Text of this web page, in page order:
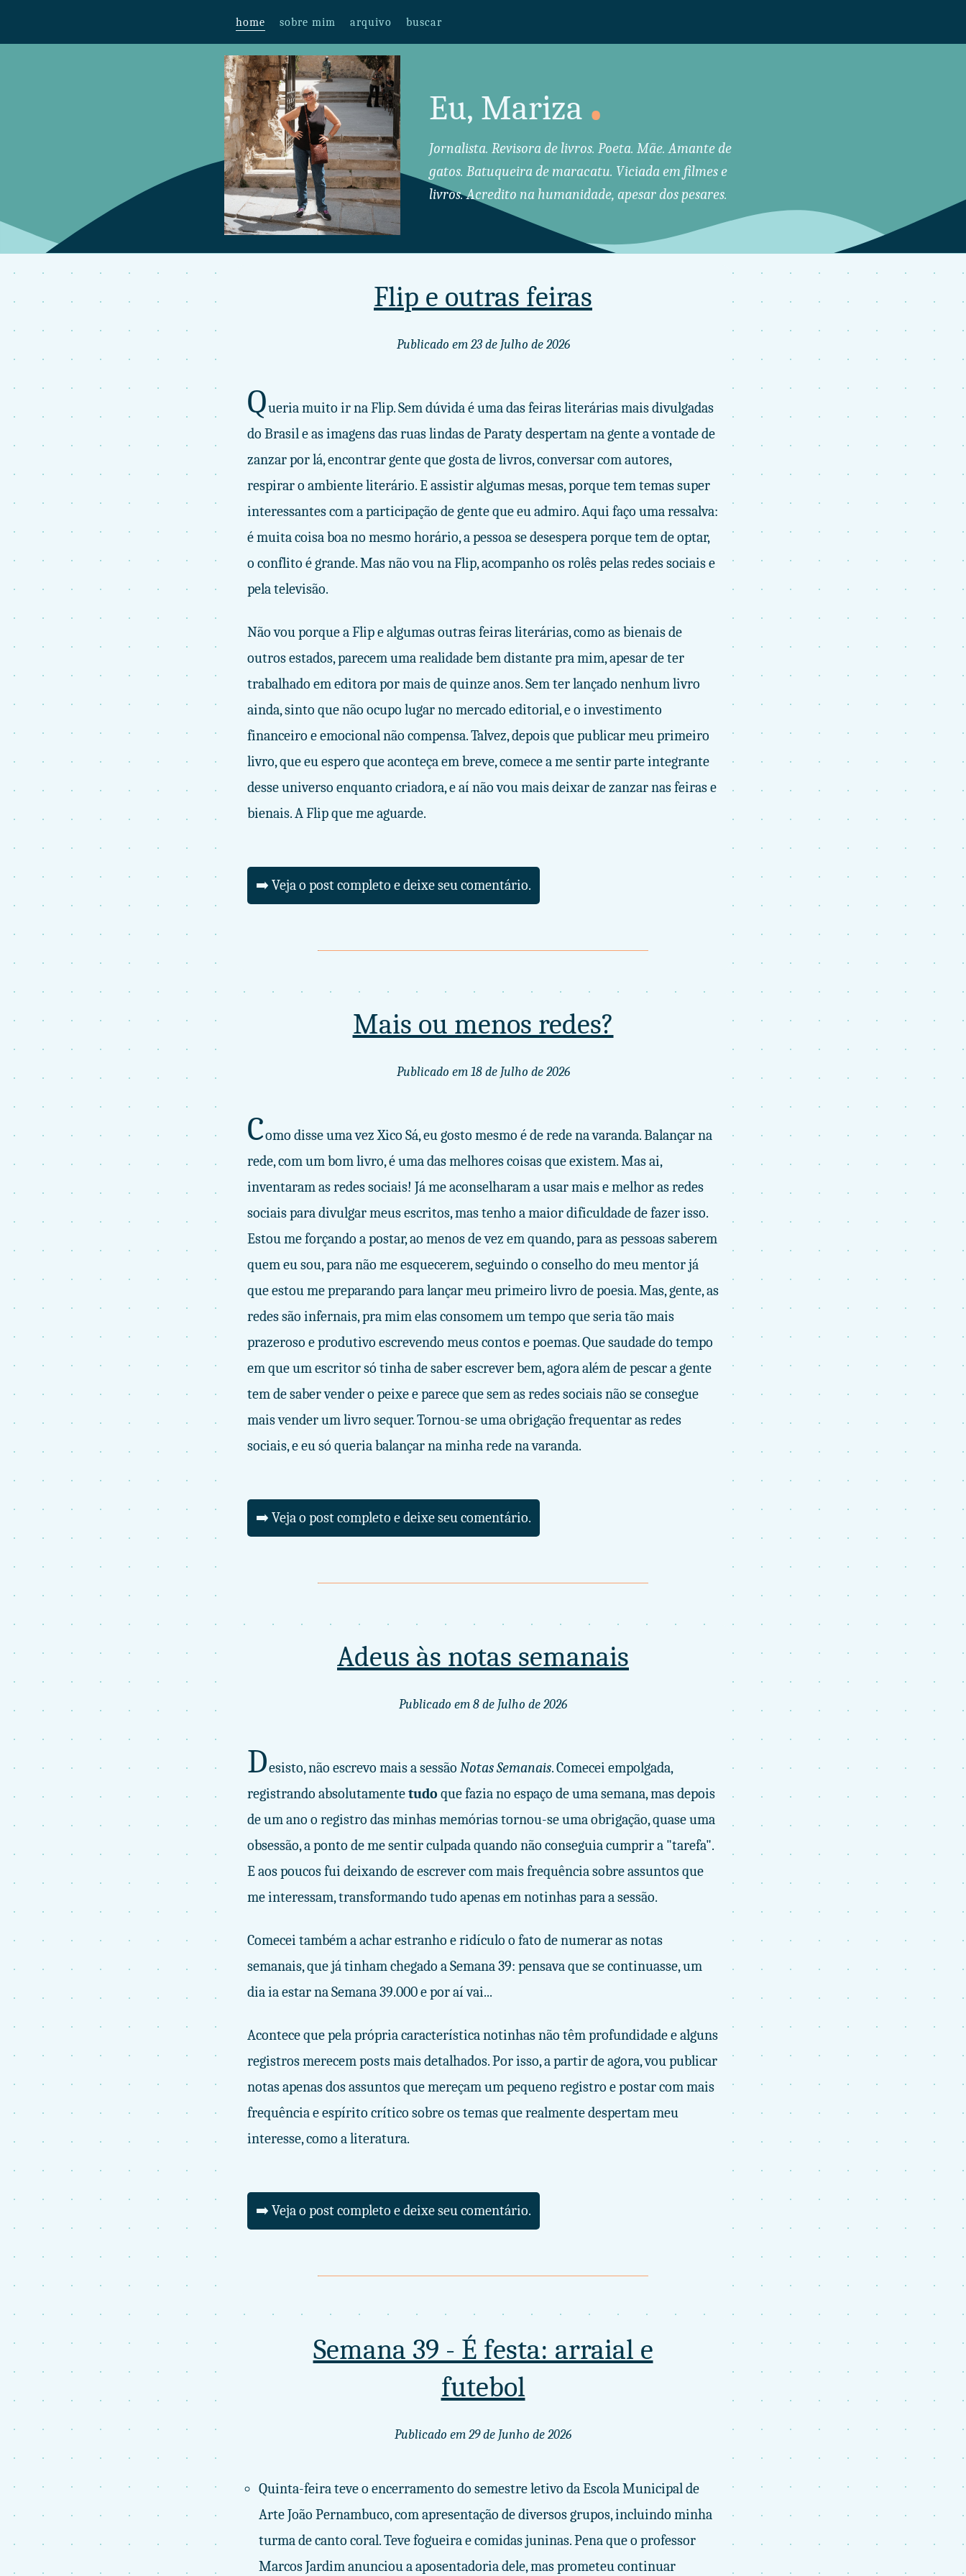
home sobre mim arquivo buscar
Eu, Mariza .
Jornalista. Revisora de livros. Poeta. Mãe. Amante de
gatos. Batuqueira de maracatu. Viciada em filmes e
livros. Acredito na humanidade, apesar dos pesares.
Flip e outras feiras
Publicado em23 de Julho de 2026
Queria muito ir na Flip. Sem dúvida é uma das feiras literárias mais divulgadas
do Brasil e as imagens das ruas lindas de Paraty despertam na gente a vontade de
zanzar por lá, encontrar gente que gosta de livros, conversar com autores,
respirar o ambiente literário. E assistir algumas mesas, porque tem temas super
interessantes com a participação de gente que eu admiro. Aqui faço uma ressalva:
é muita coisa boa no mesmo horário, a pessoa se desespera porque tem de optar,
o conflito é grande. Mas não vou na Flip, acompanho os rolês pelas redes sociais e
pela televisão.
Não vou porque a Flip e algumas outras feiras literárias, como as bienais de
outros estados, parecem uma realidade bem distante pra mim, apesar de ter
trabalhado em editora por mais de quinze anos. Sem ter lançado nenhum livro
ainda, sinto que não ocupo lugar no mercado editorial, e o investimento
financeiro e emocional não compensa. Talvez, depois que publicar meu primeiro
livro, que eu espero que aconteça em breve, comece a me sentir parte integrante
desse universo enquanto criadora, e aí não vou mais deixar de zanzar nas feiras e
bienais. A Flip que me aguarde.
➡️ Veja o post completo e deixe seu comentário.
Mais ou menos redes?
Publicado em18 de Julho de 2026
Como disse uma vez Xico Sá, eu gosto mesmo é de rede na varanda. Balançar na
rede, com um bom livro, é uma das melhores coisas que existem. Mas ai,
inventaram as redes sociais! Já me aconselharam a usar mais e melhor as redes
sociais para divulgar meus escritos, mas tenho a maior dificuldade de fazer isso.
Estou me forçando a postar, ao menos de vez em quando, para as pessoas saberem
quem eu sou, para não me esquecerem, seguindo o conselho do meu mentor já
que estou me preparando para lançar meu primeiro livro de poesia. Mas, gente, as
redes são infernais, pra mim elas consomem um tempo que seria tão mais
prazeroso e produtivo escrevendo meus contos e poemas. Que saudade do tempo
em que um escritor só tinha de saber escrever bem, agora além de pescar a gente
tem de saber vender o peixe e parece que sem as redes sociais não se consegue
mais vender um livro sequer. Tornou-se uma obrigação frequentar as redes
sociais, e eu só queria balançar na minha rede na varanda.
➡️ Veja o post completo e deixe seu comentário.
Adeus às notas semanais
Publicado em8 de Julho de 2026
Desisto, não escrevo mais a sessão Notas Semanais. Comecei empolgada,
registrando absolutamentetudo que fazia no espaço de uma semana, mas depois
de um ano o registro das minhas memórias tornou-se uma obrigação, quase uma
obsessão, a ponto de me sentir culpada quando não conseguia cumprir a "tarefa".
E aos poucos fui deixando de escrever com mais frequência sobre assuntos que
me interessam, transformando tudo apenas em notinhas para a sessão.
Comecei também a achar estranho e ridículo o fato de numerar as notas
semanais, que já tinham chegado a Semana 39: pensava que se continuasse, um
dia ia estar na Semana 39.000 e por aí vai...
Acontece que pela própria característica notinhas não têm profundidade e alguns
registros merecem posts mais detalhados. Por isso, a partir de agora, vou publicar
notas apenas dos assuntos que mereçam um pequeno registro e postar com mais
frequência e espírito crítico sobre os temas que realmente despertam meu
interesse, como a literatura.
➡️ Veja o post completo e deixe seu comentário.
Semana 39 - É festa: arraial e
futebol
Publicado em29 de Junho de 2026
Quinta-feira teve o encerramento do semestre letivo da Escola Municipal de
Arte João Pernambuco, com apresentação de diversos grupos, incluindo minha
turma de canto coral. Teve fogueira e comidas juninas. Pena que o professor
Marcos Jardim anunciou a aposentadoria dele, mas prometeu continuar